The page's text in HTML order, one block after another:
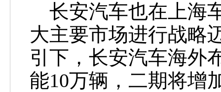
长安汽车也在上海
大主要市场进行战略
引下，长安汽车海外
能10万辆，二期将增